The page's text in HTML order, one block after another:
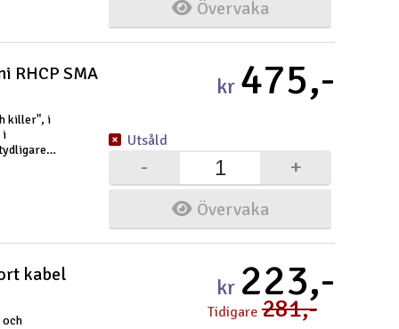
Övervaka
RHCP SMA
killer", i
i
kr 475,-
Övervaka
+
-
Utsåld
kabel
och
kr 223,-
Tidigare 281,-